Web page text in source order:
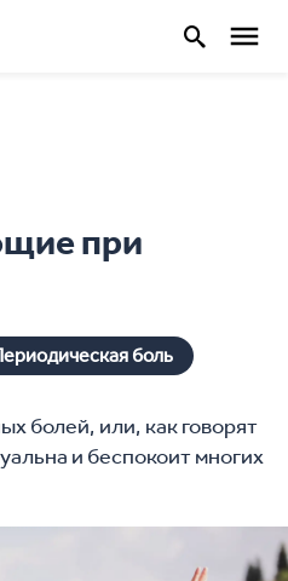
при
боль
болей, или, как говорят
и беспокоит многих